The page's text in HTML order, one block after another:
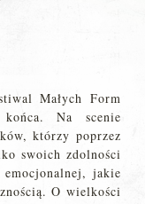
Małych Form
Na scenie
którzy poprzez
swoich zdolności
emocjonalnej, jakie
O wielkości